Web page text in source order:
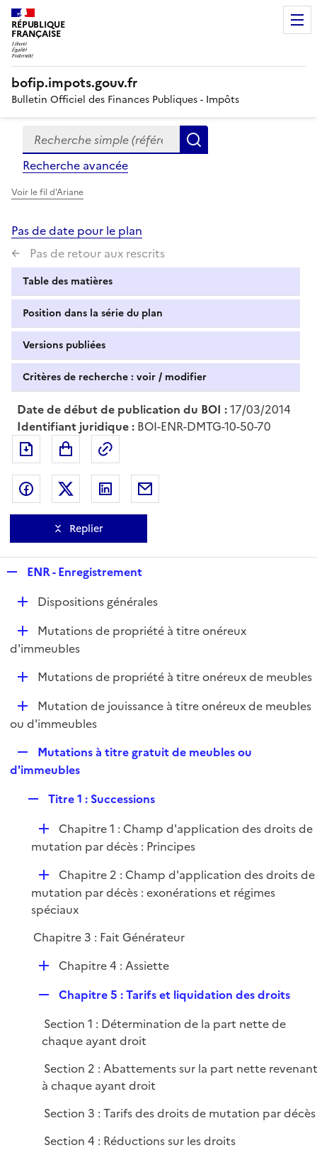
RÉPUBLIQUE
FRANÇAISE
bofip.impots.gouv.fr
Bulletin Officiel des Finances Publiques - Impôts
Formulaire
de
recherche
Recherche simple (références, mots clés, partie du
Recherche avancée
Voir le fil d'Ariane
Pas de date pour le plan
Pas de retour aux rescrits
Table des matières
Position dans la série du plan
Versions publiées
Critères de recherche : voir / modifier
Date de début de publication du BOI :17/03/2014
Identifiant juridique : BOI-ENR-DMTG-10-50-70
Exporter le document au format pdf
Partager sur Facebook
Partager sur Twitter
Partager sur LinkedIn
Replier
p
l
i
e
r
ENR - Enregistrement
D
l
Dispositions générales
D
é
e
r
Mutations de propriété à titre onéreux
d'immeubles
D
l
r
Mutations de propriété à titre onéreux de meubles
D
é
i
Mutation de jouissance à titre onéreux de meubles
ou d'immeubles
e
l
r
Mutations à titre gratuit de meubles ou
d'immeubles
p
l
i
e
r
Titre 1 : Successions
D
é
i
e
Chapitre 1 : Champ d'application des droits de
mutation par décès : Principes
D
é
p
i
Chapitre 2 : Champ d'application des droits de
mutation par décès : exonérations et régimes
spéciaux
Chapitre 3 : Fait Générateur
D
p
i
e
r
Chapitre 4 : Assiette
p
l
Chapitre 5 : Tarifs et liquidation des droits
Section 1 : Détermination de la part nette de
chaque ayant droit
Section 2 : Abattements sur la part nette
à chaque ayant droit
Section 3 : Tarifs des droits de mutation par décès
Section 4 : Réductions sur les droits